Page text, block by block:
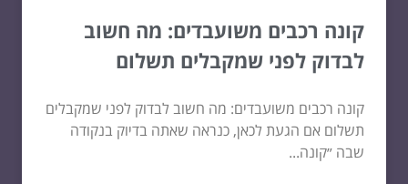
קונה רכבים משועבדים: מה חשוב
לבדוק לפני שמקבלים תשלום
קונה רכבים משועבדים: מה חשוב לבדוק לפני שמקבלים
תשלום אם הגעת לכאן, כנראה שאתה בדיוק בנקודה
שבה ״קונה...